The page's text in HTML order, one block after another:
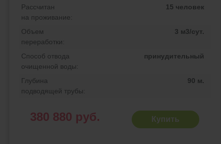
Рассчитан
на проживание:
15 человек
Объем
переработки:
3 м3/сут.
Способ отвода
очищенной воды:
принудительный
Глубина
подводящей трубы:
90 м.
380 880 руб. Купить